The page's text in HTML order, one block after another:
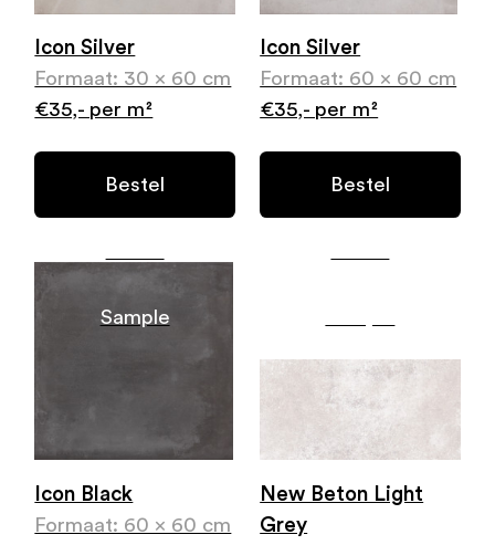
Icon Silver
Formaat: 30 x 60 cm
€35,- per m²
Bestel
Sample
Icon Silver
Formaat: 60 x 60 cm
€35,- per m²
Bestel
Icon Black
Formaat: 60 x 60 cm
New Beton Light
Grey